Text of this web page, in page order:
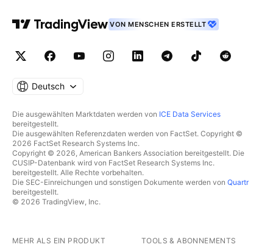
VON MENSCHEN ERSTELLT
Deutsch
Die ausgewählten Marktdaten werden von ICE Data Services
bereitgestellt.
Die ausgewählten Referenzdaten werden von FactSet. Copyright ©
2026 FactSet Research Systems Inc.
Copyright © 2026, American Bankers Association bereitgestellt. Die
CUSIP-Datenbank wird von FactSet Research Systems Inc.
bereitgestellt. Alle Rechte vorbehalten.
Die SEC-Einreichungen und sonstigen Dokumente werden von Quartr
bereitgestellt.
© 2026 TradingView, Inc.
MEHR ALS EIN PRODUKT TOOLS & ABONNEMENTS